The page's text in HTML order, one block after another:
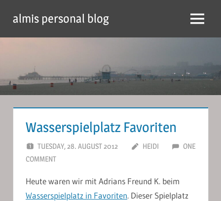
content
almis personal blog Menu
Wasserspielplatz Favoriten
TUESDAY, 28. AUGUST 2012 HEIDI
ONE
COMMENT
Heute waren wir mit Adrians Freund K. beim
Wasserspielplatz in Favoriten. Dieser Spielplatz